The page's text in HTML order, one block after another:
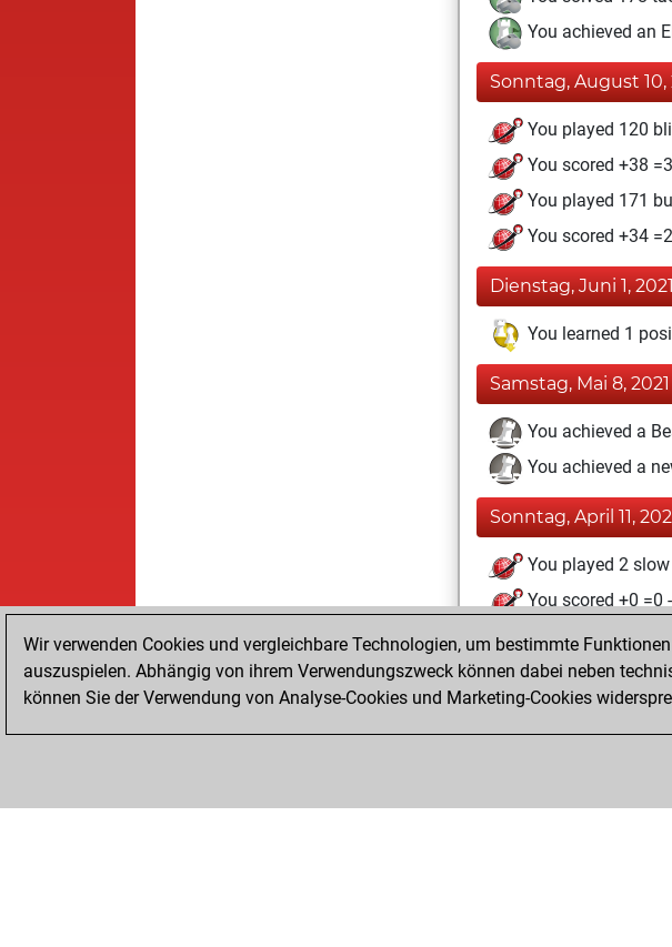
You achieved an
Sonntag, August 10,
You played 120
You scored +38
You played 171
You scored +34
Dienstag, Juni 1,
You learned 1
Samstag, Mai 8, 2021
You achieved a
You achieved a
Sonntag, April 11,
You played 2
You scored +0 =0
Mittwoch, März 24,
You created your
Wir verwenden Cookies und vergleichbare Technologien, um bestimmte
auszuspielen. Abhängig von ihrem Verwendungszweck können dabei neben
können Sie der Verwendung von Analyse-Cookies und Marketing-Cookies